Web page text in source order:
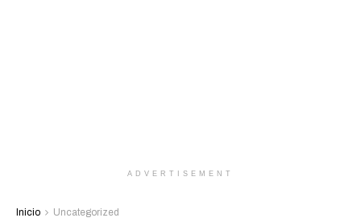
ADVERTISEMENT
Inicio Uncategorized